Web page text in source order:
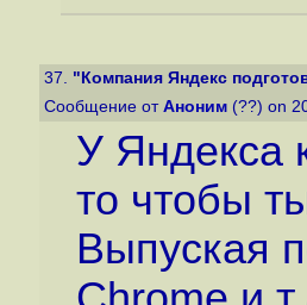
37. "Компания Яндекс
Сообщение от Аноним (??) on
У Яндекса
то чтобы
Выпуская